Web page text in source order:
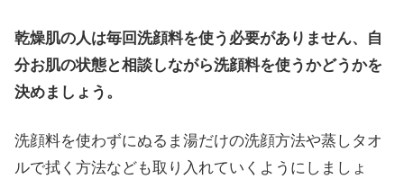
乾燥肌の人は毎回洗顔料を使う必要がありません、自
分お肌の状態と相談しながら洗顔料を使うかどうかを
決めましょう。
洗顔料を使わずにぬるま湯だけの洗顔方法や蒸しタオ
ルで拭く方法なども取り入れていくようにしましょ